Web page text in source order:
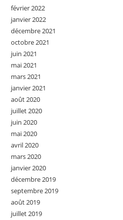
février 2022
janvier 2022
décembre 2021
octobre 2021
juin 2021
mai 2021
mars 2021
janvier 2021
août 2020
juillet 2020
juin 2020
mai 2020
avril 2020
mars 2020
janvier 2020
décembre 2019
septembre 2019
août 2019
juillet 2019